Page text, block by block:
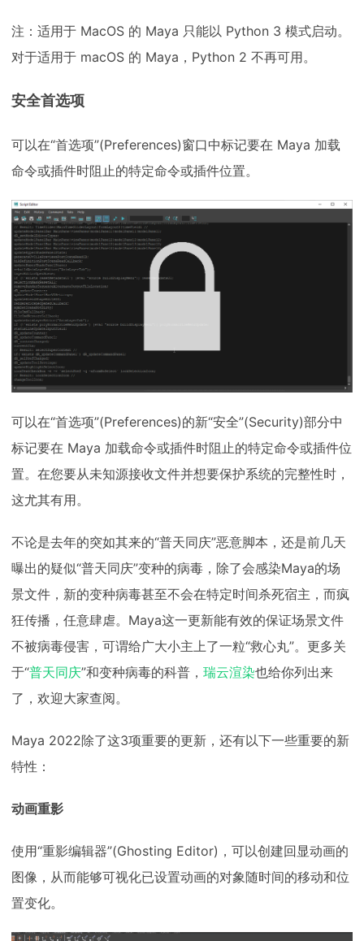
注：适用于 MacOS 的 Maya 只能以 Python 3 模式启动。
对于适用于 macOS 的 Maya，Python 2 不再可用。
安全首选项
可以在“首选项”(Preferences)窗口中标记要在 Maya 加载
命令或插件时阻止的特定命令或插件位置。
可以在“首选项”(Preferences)的新“安全”(Security)部分中
标记要在 Maya 加载命令或插件时阻止的特定命令或插件位
置。在您要从未知源接收文件并想要保护系统的完整性时，
这尤其有用。
不论是去年的突如其来的“普天同庆”恶意脚本，还是前几天
曝出的疑似“普天同庆”变种的病毒，除了会感染Maya的场
景文件，新的变种病毒甚至不会在特定时间杀死宿主，而疯
狂传播，任意肆虐。Maya这一更新能有效的保证场景文件
不被病毒侵害，可谓给广大小主上了一粒“救心丸”。更多关
于“普天同庆”和变种病毒的科普， 瑞云渲染也给你列出来
了，欢迎大家查阅。
Maya 2022除了这3项重要的更新，还有以下一些重要的新
特性：
动画重影
使用“重影编辑器”(Ghosting Editor)，可以创建回显动画的
图像，从而能够可视化已设置动画的对象随时间的移动和位
置变化。